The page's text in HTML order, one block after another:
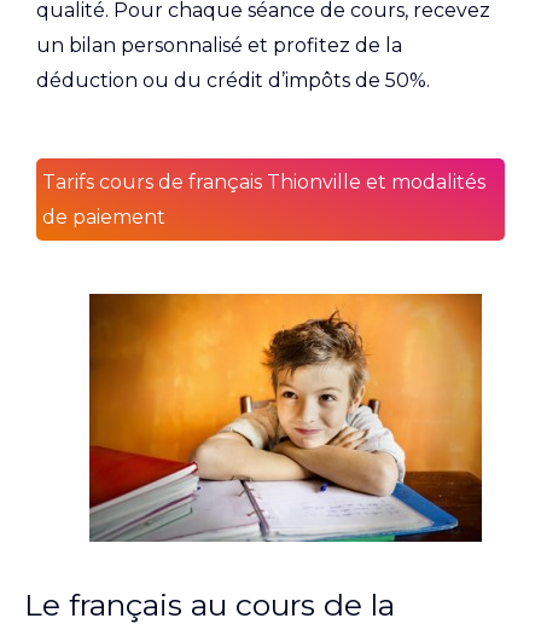
qualité. Pour chaque séance de cours, recevez
un bilan personnalisé et profitez de la
déduction ou du crédit d’impôts de 50%.
Tarifs cours de français Thionville et modalités
de paiement
Le français au cours de la